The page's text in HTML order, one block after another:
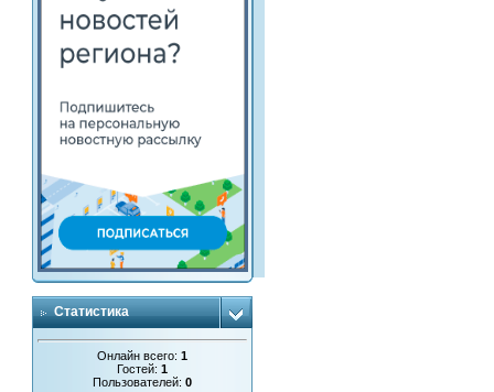
Статистика
Онлайн всего:1
Гостей:1
Пользователей:0